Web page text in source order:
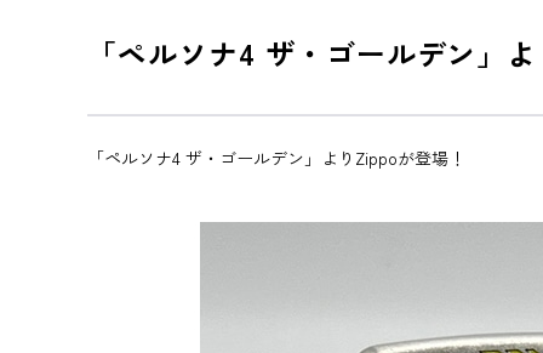
「ペルソナ4 ザ・ゴールデン」
「ペルソナ4 ザ・ゴールデン」よりZippoが登場！